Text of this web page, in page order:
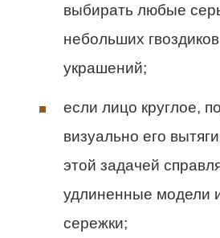
выбирать любые
небольших
украшений;
если лицо круглое,
визуально его
этой задачей
удлиненные модели
сережки;